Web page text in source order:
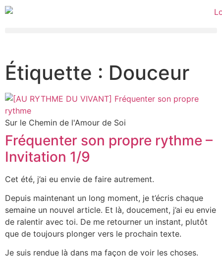
Étiquette : Douceur
Sur le Chemin de l'Amour de Soi
Fréquenter son propre rythme –
Invitation 1/9
Cet été, j’ai eu envie de faire autrement.
Depuis maintenant un long moment, je t’écris chaque
semaine un nouvel article. Et là, doucement, j’ai eu envie
de ralentir avec toi. De me retourner un instant, plutôt
que de toujours plonger vers le prochain texte.
Je suis rendue là dans ma façon de voir les choses.